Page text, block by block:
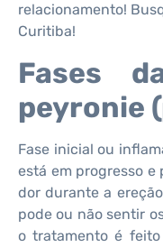
relacionamento!
Curitiba!
Fases
peyronie
Fase inicial ou
está em progresso e
dor durante a
pode ou não sentir
o tratamento é feito